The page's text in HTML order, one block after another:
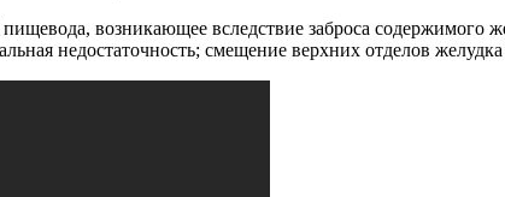
возникающее вследствие заброса содержимого
недостаточность; смещение верхних отделов